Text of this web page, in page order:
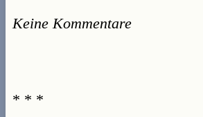
Keine Kommentare
* * *